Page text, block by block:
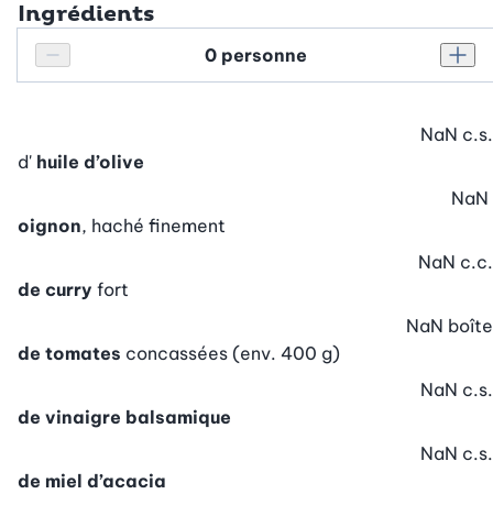
Ingrédients
Réduire le nombre de personnes
Personnes
d' huile d’olive
NaN c.s.
oignon, haché finement
NaN
de curry fort
NaN c.c.
de tomates concassées (env. 400 g)
NaN boîte
de vinaigre balsamique
NaN c.s.
de miel d’acacia
NaN c.s.